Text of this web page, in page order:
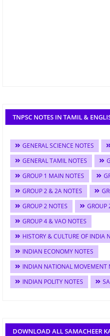
TNPSC NOTES IN TAMIL &
GENERAL SCIENCE NOTES
GENERAL TAMIL NOTES
GROUP 1 MAIN NOTES
GROUP 2 & 2A NOTES
GROUP 2 NOTES
GROUP
GROUP 4 & VAO NOTES
HISTORY & CULTURE OF INDIA
INDIAN ECONOMY NOTES
INDIAN NATIONAL MOVEMENT
INDIAN POLITY NOTES
DOWNLOAD ALL SAMACHEER